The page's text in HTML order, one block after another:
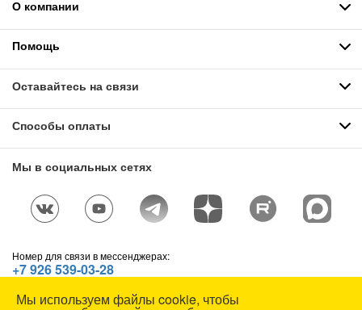
О компании
Помощь
Оставайтесь на связи
Способы оплаты
Мы в социальных сетях
Номер для связи в мессенджерах:
+7 926 539-03-28
© СОЮЗСПЕЦОДЕЖДА, 1991—2026. Все права защищены.
Мы используем файлы cookie, чтобы